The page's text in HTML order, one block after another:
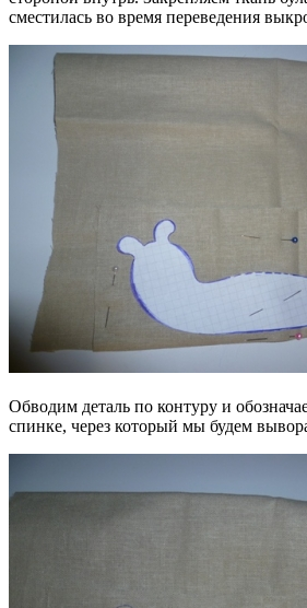
сместилась во время переведения
Обводим деталь по контуру и
спинке, через который мы будем